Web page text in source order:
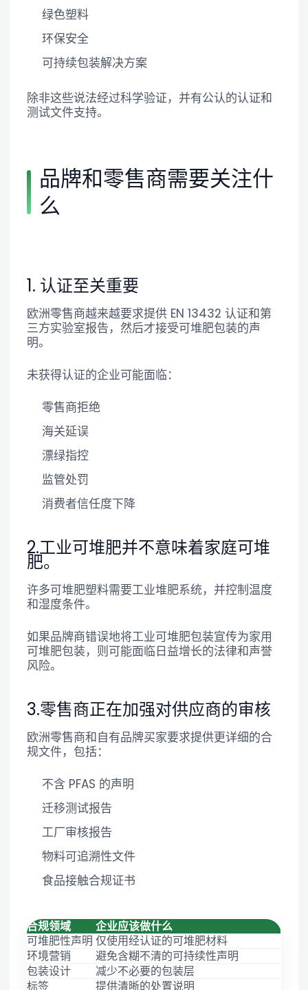
绿色塑料
环保安全
可持续包装解决方案
除非这些说法经过科学验证，并有公认的认证和
测试文件支持。
品牌和零售商需要关注什
么
1. 认证至关重要
欧洲零售商越来越要求提供 EN 13432 认证和第
三方实验室报告，然后才接受可堆肥包装的声
明。
未获得认证的企业可能面临：
零售商拒绝
海关延误
漂绿指控
监管处罚
消费者信任度下降
2.工业可堆肥并不意味着家庭可堆
肥。
许多可堆肥塑料需要工业堆肥系统，并控制温度
和湿度条件。
如果品牌商错误地将工业可堆肥包装宣传为家用
可堆肥包装，则可能面临日益增长的法律和声誉
风险。
3.零售商正在加强对供应商的审核
欧洲零售商和自有品牌买家要求提供更详细的合
规文件，包括：
不含 PFAS 的声明
迁移测试报告
工厂审核报告
物料可追溯性文件
食品接触合规证书
合规领域
企业应该做什么
可堆肥性声明 仅使用经认证的可堆肥材料
环境营销
避免含糊不清的可持续性声明
包装设计
减少不必要的包装层
标签
提供清晰的处置说明